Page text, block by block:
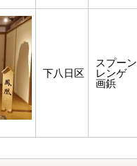
下八日区
スプーン
レンゲ
画鋲